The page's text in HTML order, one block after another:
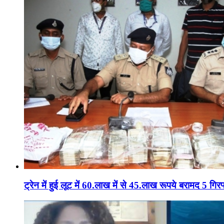
ट्रेन में हुई लूट में 60.लाख में से 45.लाख रूपये बरामद 5